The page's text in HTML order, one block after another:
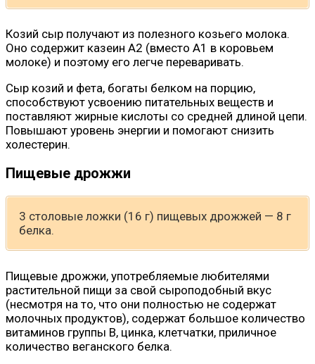
Козий сыр получают из полезного козьего молока.
Оно содержит казеин А2 (вместо А1 в коровьем
молоке) и поэтому его легче переваривать.
Сыр козий и фета, богаты белком на порцию,
способствуют усвоению питательных веществ и
поставляют жирные кислоты со средней длиной цепи.
Повышают уровень энергии и помогают снизить
холестерин.
Пищевые дрожжи
3 столовые ложки (16 г) пищевых дрожжей — 8 г
белка.
Пищевые дрожжи, употребляемые любителями
растительной пищи за свой сыроподобный вкус
(несмотря на то, что они полностью не содержат
молочных продуктов), содержат большое количество
витаминов группы B, цинка, клетчатки, приличное
количество веганского белка.